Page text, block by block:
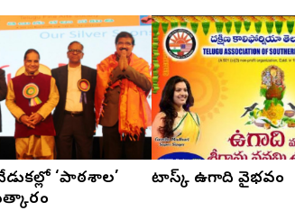
‘పాఠశాల’
టాస్క్ ఉగాది వైభవం